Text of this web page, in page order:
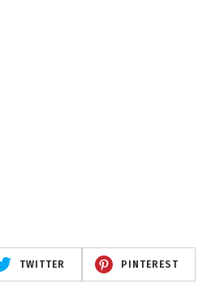
TWITTER PINTEREST